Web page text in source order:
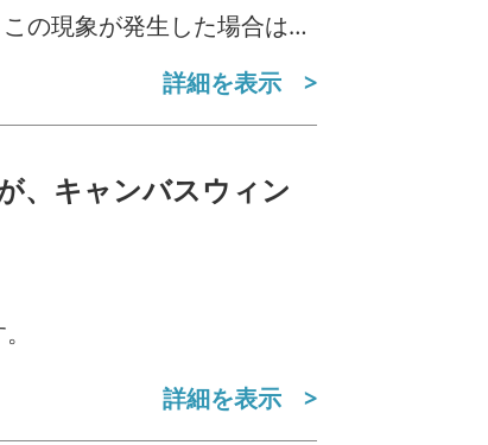
の現象が発生した場合は、
詳細を表示
、キャンバスウィン
詳細を表示